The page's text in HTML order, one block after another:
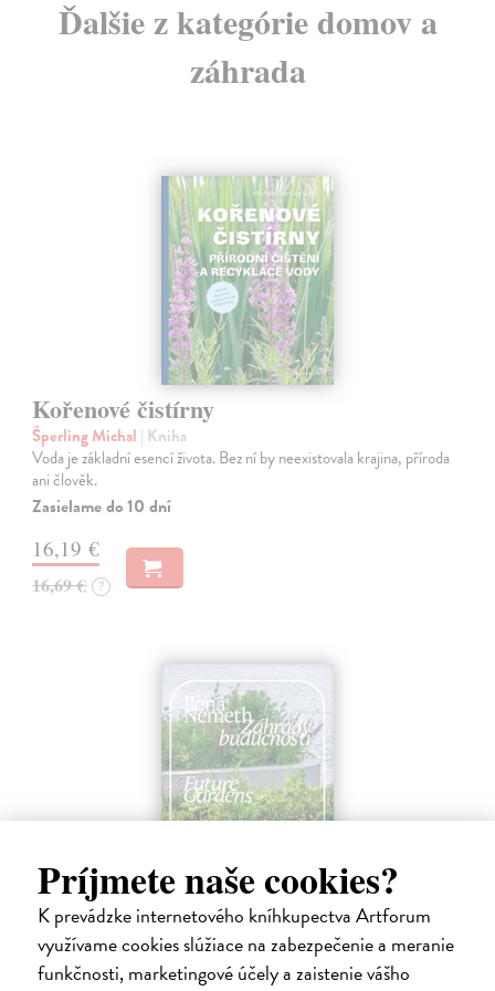
Príjmete naše cookies?
K prevádzke internetového kníhkupectva Artforum
využívame cookies slúžiace na zabezpečenie a meranie
funkčnosti, marketingové účely a zaistenie vášho
Ďalšie z kategórie domov a
záhrada
Kořenové čistírny
Šperling Michal | Kniha
Voda je základní esencí života. Bez ní by neexistovala krajina, příroda
ani člověk.
Zasielame do 10 dní
16,19 €
16,69 € ?
Záhrady budúcnosti / Future Gardens /
A jövő kertjei
Németh Ilona | Kniha